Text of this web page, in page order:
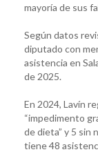
mayoría de sus
Según datos
diputado con
asistencia en
de 2025.
En 2024, Lavín
“impedimento
de dieta” y 5 sin
tiene 48